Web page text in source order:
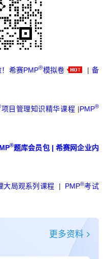
！希赛PMP®模拟卷 | 备
项目管理知识精华课程 |PMP®
®题库会员包 | 希赛网企业内
大局观系列课程 | PMP®考试
更多资料